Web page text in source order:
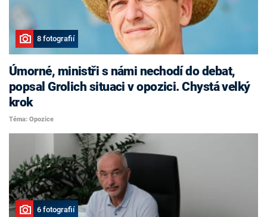
8 fotografií
Úmorné, ministři s námi nechodí do debat,
popsal Grolich situaci v opozici. Chystá velký
krok
Téma: Opozice
6 fotografií